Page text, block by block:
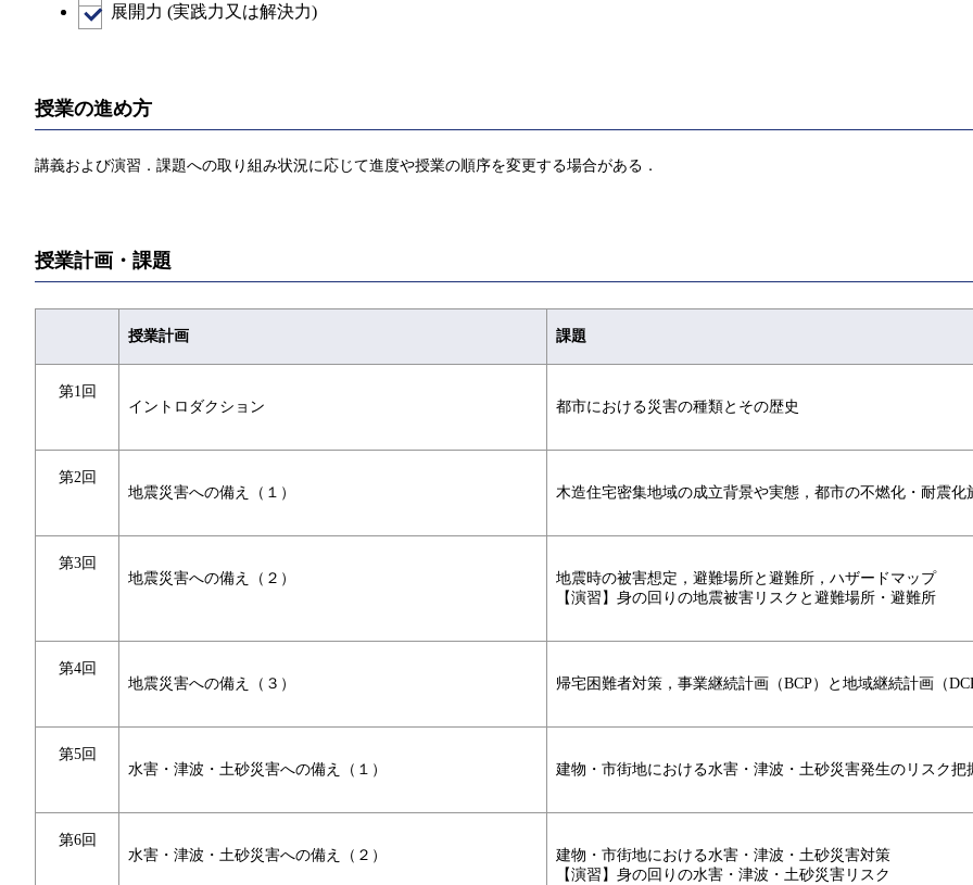
展開力 (実践力又は解決力)
授業の進め方
講義および演習．課題への取り組み状況に応じて進度や授業の順序を変更する場合がある．
授業計画・課題
授業計画 課題
第1回
イントロダクション
都市における災害の種類とその歴史
第2回
地震災害への備え（１）
木造住宅密集地域の成立背景や実態，都市の不燃化・耐震化
第3回
地震災害への備え（２）
地震時の被害想定，避難場所と避難所，ハザードマップ
【演習】身の回りの地震被害リスクと避難場所・避難所
第4回
地震災害への備え（３）
帰宅困難者対策，事業継続計画（BCP）と地域継続計画（
第5回
水害・津波・土砂災害への備え（１）
建物・市街地における水害・津波・土砂災害発生のリスク把
第6回
水害・津波・土砂災害への備え（２）
建物・市街地における水害・津波・土砂災害対策
【演習】身の回りの水害・津波・土砂災害リスク